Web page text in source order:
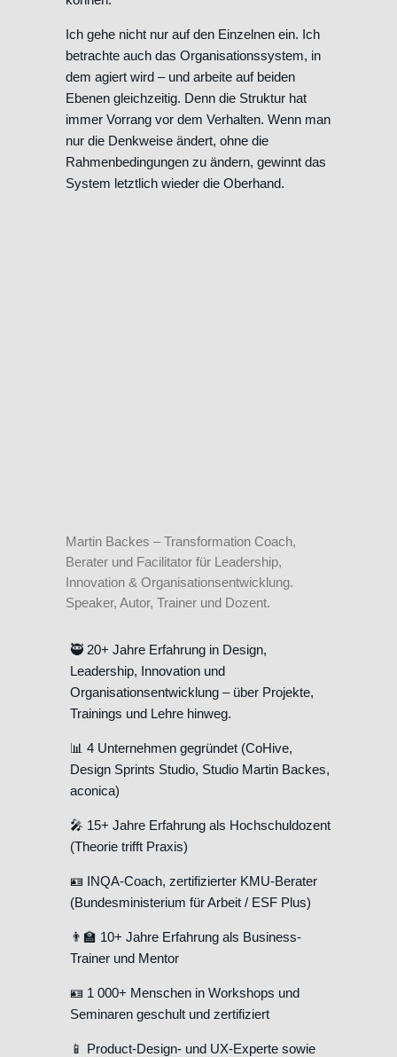
Ich gehe nicht nur auf den Einzelnen ein. Ich
betrachte auch das Organisationssystem, in
dem agiert wird – und arbeite auf beiden
Ebenen gleichzeitig. Denn die Struktur hat
immer Vorrang vor dem Verhalten. Wenn man
nur die Denkweise ändert, ohne die
Rahmenbedingungen zu ändern, gewinnt das
System letztlich wieder die Oberhand.
Martin Backes – Transformation Coach,
Berater und Facilitator für Leadership,
Innovation & Organisationsentwicklung.
Speaker, Autor, Trainer und Dozent.
🥷 20+ Jahre Erfahrung in Design,
Leadership, Innovation und
Organisationsentwicklung – über Projekte,
Trainings und Lehre hinweg.
📊 4 Unternehmen gegründet (CoHive,
Design Sprints Studio, Studio Martin Backes,
aconica)
🎤 15+ Jahre Erfahrung als Hochschuldozent
(Theorie trifft Praxis)
🪪 INQA-Coach, zertifizierter KMU-Berater
(Bundesministerium für Arbeit / ESF Plus)
👨‍🏫 10+ Jahre Erfahrung als Business-
Trainer und Mentor
🪪 1 000+ Menschen in Workshops und
Seminaren geschult und zertifiziert
📱 Product-Design- und UX-Experte sowie